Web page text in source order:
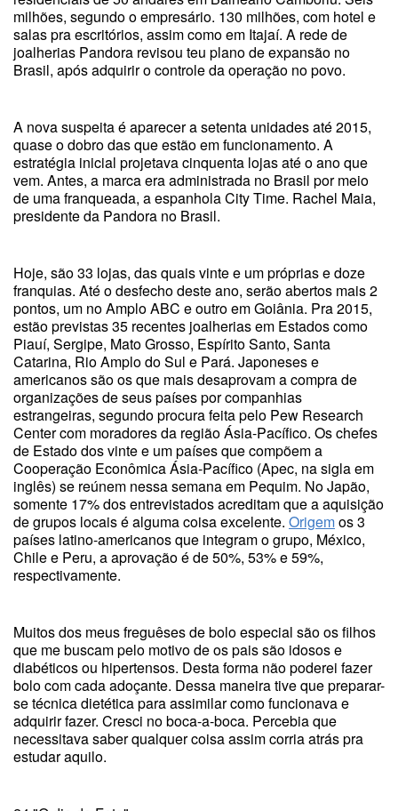
milhões, segundo o empresário. 130 milhões, com hotel e
salas pra escritórios, assim como em Itajaí. A rede de
joalherias Pandora revisou teu plano de expansão no
Brasil, após adquirir o controle da operação no povo.
A nova suspeita é aparecer a setenta unidades até 2015,
quase o dobro das que estão em funcionamento. A
estratégia inicial projetava cinquenta lojas até o ano que
vem. Antes, a marca era administrada no Brasil por meio
de uma franqueada, a espanhola City Time. Rachel Maia,
presidente da Pandora no Brasil.
Hoje, são 33 lojas, das quais vinte e um próprias e doze
franquias. Até o desfecho deste ano, serão abertos mais 2
pontos, um no Amplo ABC e outro em Goiânia. Pra 2015,
estão previstas 35 recentes joalherias em Estados como
Piauí, Sergipe, Mato Grosso, Espírito Santo, Santa
Catarina, Rio Amplo do Sul e Pará. Japoneses e
americanos são os que mais desaprovam a compra de
organizações de seus países por companhias
estrangeiras, segundo procura feita pelo Pew Research
Center com moradores da região Ásia-Pacífico. Os chefes
de Estado dos vinte e um países que compõem a
Cooperação Econômica Ásia-Pacífico (Apec, na sigla em
inglês) se reúnem nessa semana em Pequim. No Japão,
somente 17% dos entrevistados acreditam que a aquisição
de grupos locais é alguma coisa excelente. Origemos 3
países latino-americanos que integram o grupo, México,
Chile e Peru, a aprovação é de 50%, 53% e 59%,
respectivamente.
Muitos dos meus freguêses de bolo especial são os filhos
que me buscam pelo motivo de os pais são idosos e
diabéticos ou hipertensos. Desta forma não poderei fazer
bolo com cada adoçante. Dessa maneira tive que preparar-
se técnica dietética para assimilar como funcionava e
adquirir fazer. Cresci no boca-a-boca. Percebia que
necessitava saber qualquer coisa assim corria atrás pra
estudar aquilo.